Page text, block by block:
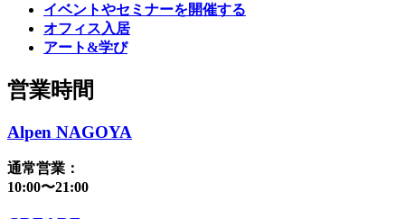
イベントやセミナーを開催する
オフィス入居
アート&学び
営業時間
Alpen NAGOYA
通常営業：
10:00〜21:00